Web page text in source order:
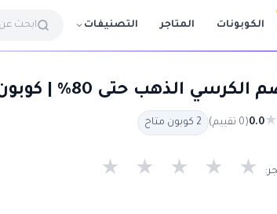
الكوبونات المتاجر التصنيفات
الذهب حتى 80% | كوبون خصم الكرسي الذهب
★
0.0(0 تقييم) 2 كوبون متاح
★ ★ ★ ★ ★